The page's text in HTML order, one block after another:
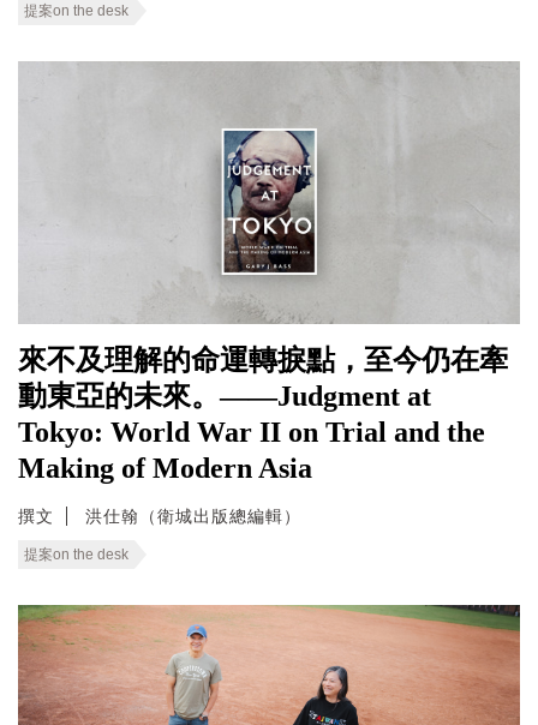
提案on the desk
來不及理解的命運轉捩點，至今仍在牽
動東亞的未來。——Judgment at
Tokyo: World War II on Trial and the
Making of Modern Asia
撰文 洪仕翰（衛城出版總編輯）
提案on the desk